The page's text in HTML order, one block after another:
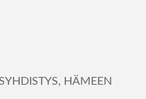
HÄMEEN